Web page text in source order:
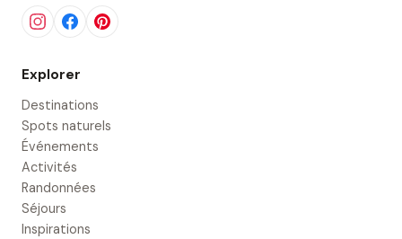
Explorer
Destinations
Spots naturels
Événements
Activités
Randonnées
Séjours
Inspirations